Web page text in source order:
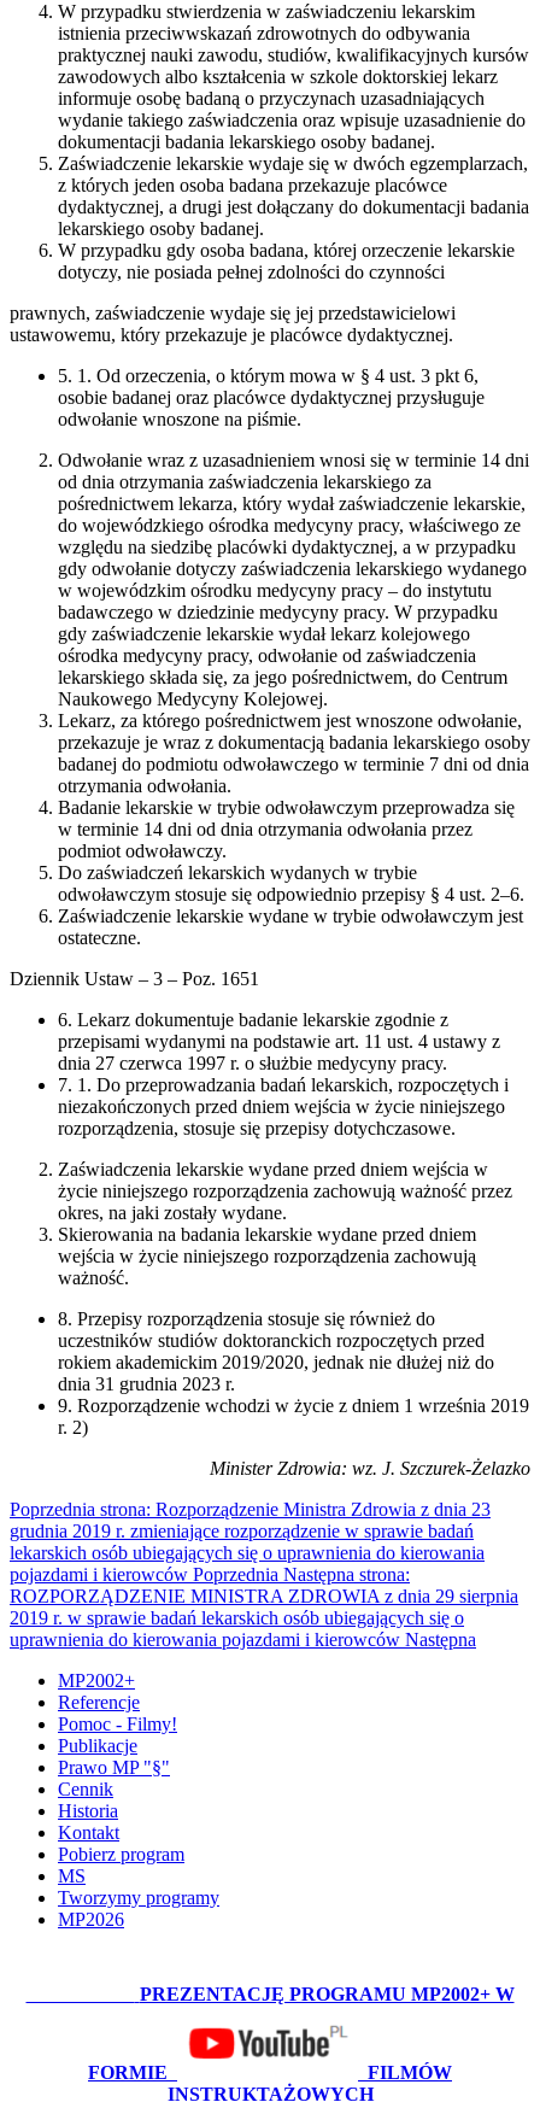
W przypadku stwierdzenia w zaświadczeniu lekarskim
istnienia przeciwwskazań zdrowotnych do odbywania
praktycznej nauki zawodu, studiów, kwalifikacyjnych kursów
zawodowych albo kształcenia w szkole doktorskiej lekarz
informuje osobę badaną o przyczynach uzasadniających
wydanie takiego zaświadczenia oraz wpisuje uzasadnienie do
dokumentacji badania lekarskiego osoby badanej.
Zaświadczenie lekarskie wydaje się w dwóch egzemplarzach,
z których jeden osoba badana przekazuje placówce
dydaktycznej, a drugi jest dołączany do dokumentacji badania
lekarskiego osoby badanej.
W przypadku gdy osoba badana, której orzeczenie lekarskie
dotyczy, nie posiada pełnej zdolności do czynności
prawnych, zaświadczenie wydaje się jej przedstawicielowi
ustawowemu, który przekazuje je placówce dydaktycznej.
5. 1. Od orzeczenia, o którym mowa w § 4 ust. 3 pkt 6,
osobie badanej oraz placówce dydaktycznej przysługuje
odwołanie wnoszone na piśmie.
Odwołanie wraz z uzasadnieniem wnosi się w terminie 14 dni
od dnia otrzymania zaświadczenia lekarskiego za
pośrednictwem lekarza, który wydał zaświadczenie lekarskie,
do wojewódzkiego ośrodka medycyny pracy, właściwego ze
względu na siedzibę placówki dydaktycznej, a w przypadku
gdy odwołanie dotyczy zaświadczenia lekarskiego wydanego
w wojewódzkim ośrodku medycyny pracy – do instytutu
badawczego w dziedzinie medycyny pracy. W przypadku
gdy zaświadczenie lekarskie wydał lekarz kolejowego
ośrodka medycyny pracy, odwołanie od zaświadczenia
lekarskiego składa się, za jego pośrednictwem, do Centrum
Naukowego Medycyny Kolejowej.
Lekarz, za którego pośrednictwem jest wnoszone odwołanie,
przekazuje je wraz z dokumentacją badania lekarskiego osoby
badanej do podmiotu odwoławczego w terminie 7 dni od dnia
otrzymania odwołania.
Badanie lekarskie w trybie odwoławczym przeprowadza się
w terminie 14 dni od dnia otrzymania odwołania przez
podmiot odwoławczy.
Do zaświadczeń lekarskich wydanych w trybie
odwoławczym stosuje się odpowiednio przepisy § 4 ust. 2–6.
Zaświadczenie lekarskie wydane w trybie odwoławczym jest
ostateczne.
Dziennik Ustaw – 3 – Poz. 1651
6. Lekarz dokumentuje badanie lekarskie zgodnie z
przepisami wydanymi na podstawie art. 11 ust. 4 ustawy z
dnia 27 czerwca 1997 r. o służbie medycyny pracy.
7. 1. Do przeprowadzania badań lekarskich, rozpoczętych i
niezakończonych przed dniem wejścia w życie niniejszego
rozporządzenia, stosuje się przepisy dotychczasowe.
Zaświadczenia lekarskie wydane przed dniem wejścia w
życie niniejszego rozporządzenia zachowują ważność przez
okres, na jaki zostały wydane.
Skierowania na badania lekarskie wydane przed dniem
wejścia w życie niniejszego rozporządzenia zachowują
ważność.
8. Przepisy rozporządzenia stosuje się również do
uczestników studiów doktoranckich rozpoczętych przed
rokiem akademickim 2019/2020, jednak nie dłużej niż do
dnia 31 grudnia 2023 r.
9. Rozporządzenie wchodzi w życie z dniem 1 września 2019
r. 2)
Minister Zdrowia: wz. J. Szczurek-Żelazko
Poprzednia strona: Rozporządzenie Ministra Zdrowia z dnia 23
grudnia 2019 r. zmieniające rozporządzenie w sprawie badań
lekarskich osób ubiegających się o uprawnienia do kierowania
pojazdami i kierowców Poprzednia Następna strona:
ROZPORZĄDZENIE MINISTRA ZDROWIA z dnia 29 sierpnia
2019 r. w sprawie badań lekarskich osób ubiegających się o
uprawnienia do kierowania pojazdami i kierowców Następna
MP2002+
Referencje
Pomoc - Filmy!
Publikacje
Prawo MP "§"
Cennik
Historia
Kontakt
Pobierz program
MS
Tworzymy programy
MP2026
PREZENTACJĘ PROGRAMU MP2002+ W
FORMIE
FILMÓW
INSTRUKTAŻOWYCH